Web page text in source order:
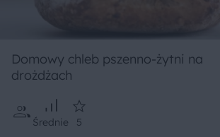
Domowy chleb pszenno-żytni na
drożdżach
Średnie 5